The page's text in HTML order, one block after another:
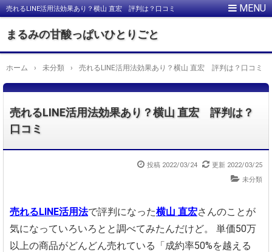
売れるLINE活用法効果あり？横山 直宏 評判は？口コミ
まるみの甘酸っぱいひとりごと
ホーム › 未分類 › 売れるLINE活用法効果あり？横山 直宏 評判は？口コミ
売れるLINE活用法効果あり？横山 直宏 評判は？
口コミ
投稿 2022/03/24 更新 2022/03/25
未分類
売れるLINE活用法で評判になった横山 直宏さんのことが
気になっていろいろとと調べてみたんだけど。
単価50万
以上の商品がどんどん売れている 「成約率50%を越える